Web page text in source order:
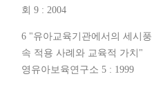
회 9 : 2004
6 "유아교육기관에서의 세시풍
속 적용 사례와 교육적 가치"
영유아보육연구소 5 : 1999